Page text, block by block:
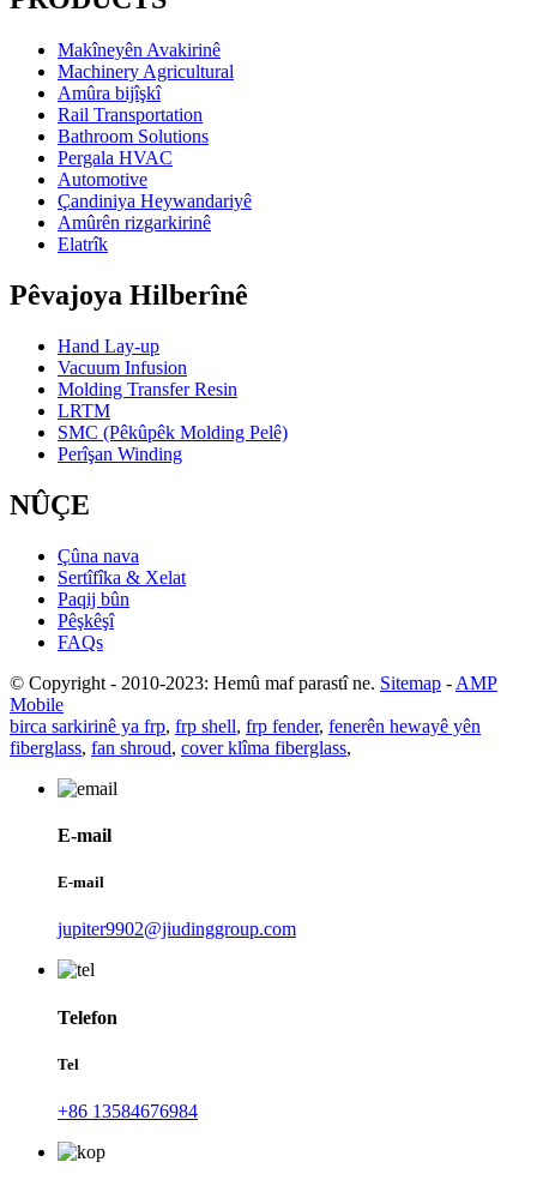
Makîneyên Avakirinê
Machinery Agricultural
Amûra bijîşkî
Rail Transportation
Bathroom Solutions
Pergala HVAC
Automotive
Çandiniya Heywandariyê
Amûrên rizgarkirinê
Elatrîk
Pêvajoya Hilberînê
Hand Lay-up
Vacuum Infusion
Molding Transfer Resin
LRTM
SMC (Pêkûpêk Molding Pelê)
Perîşan Winding
NÛÇE
Çûna nava
Sertîfîka & Xelat
Paqij bûn
Pêşkêşî
FAQs
© Copyright - 2010-2023: Hemû maf parastî ne. Sitemap - AMP
Mobile
birca sarkirinê ya frp, frp shell, frp fender, fenerên hewayê yên
fiberglass, fan shroud, cover klîma fiberglass,
E-mail
E-mail
jupiter9902@jiudinggroup.com
Telefon
Tel
+86 13584676984